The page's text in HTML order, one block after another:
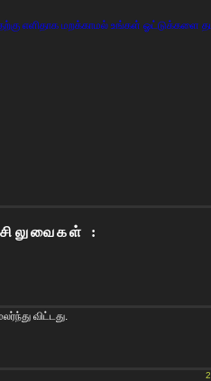
எளிதாக மறக்காமல் உங்கள் ஓட்டுக்களை
:
விட்டது.